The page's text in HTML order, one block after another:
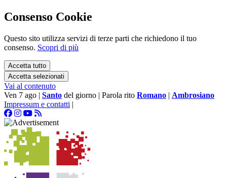
Consenso Cookie
Questo sito utilizza servizi di terze parti che richiedono il tuo
consenso. Scopri di più
Accetta tutto
Accetta selezionati
Vai al contenuto
Ven 7 ago | Santo del giorno | Parola rito Romano | Ambrosiano
Impressum e contatti |